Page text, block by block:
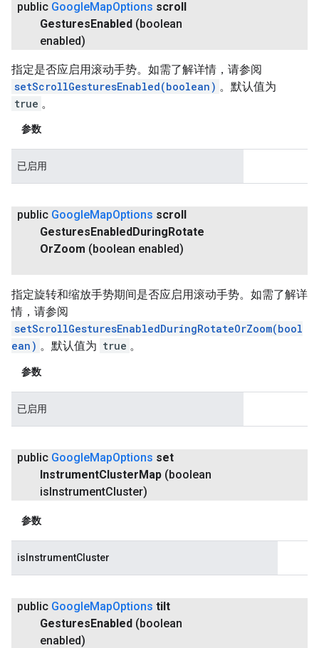
public GoogleMapOptions scroll
Gestures Enabled (boolean
enabled)
指定是否应启用滚动手势。如需了解详情，请参阅
setScrollGesturesEnabled(boolean) 。默认值为
true 。
参数
已启用
public GoogleMapOptions scroll
Gestures Enabled During Rotate
OrZoom (boolean enabled)
指定旋转和缩放手势期间是否应启用滚动手势。如需了解详
情，请参阅
setScrollGesturesEnabledDuringRotateOrZoom(bool
ean) 。默认值为 true 。
参数
已启用
public GoogleMapOptions set
InstrumentClusterMap (boolean
isInstrumentCluster)
参数
isInstrumentCluster
public GoogleMapOptions tilt
GesturesEnabled (boolean
enabled)